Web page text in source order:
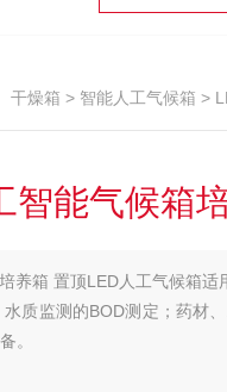
干燥箱 > 智能人工气候箱 >
智能气候箱
养箱 置顶LED人工气候箱适
质监测的BOD测定；药材
。